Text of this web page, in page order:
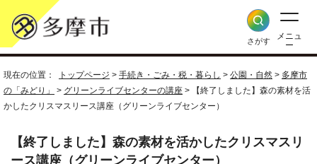
さがす
メニュ
ー
現在の位置： トップページ > 手続き・ごみ・税・暮らし > 公園・自然 > 多摩市
の「みどり」
> グリーンライブセンターの講座 > 【終了しました】森の素材を活
かしたクリスマスリース講座（グリーンライブセンター）
【終了しました】森の素材を活かしたクリスマスリ
ース講座（グリーンライブセンター）